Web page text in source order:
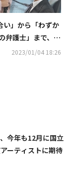
い」から「わずか
弁護士」まで、2
ドラマが躍進…今
2023/01/04 18:26
今年も12月に国立
ーティストに期待